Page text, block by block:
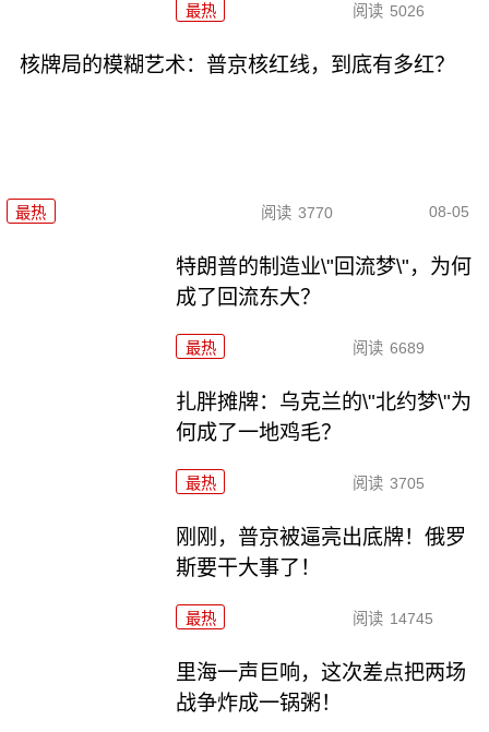
最热 阅读 5026
核牌局的模糊艺术：普京核红线，到底有多红？
最热 阅读 3770 08-05
特朗普的制造业\"回流梦\"，为何
成了回流东大？
最热 阅读 6689
扎胖摊牌：乌克兰的\"北约梦\"为
何成了一地鸡毛？
最热 阅读 3705
刚刚，普京被逼亮出底牌！俄罗
斯要干大事了！
最热 阅读 14745
里海一声巨响，这次差点把两场
战争炸成一锅粥！